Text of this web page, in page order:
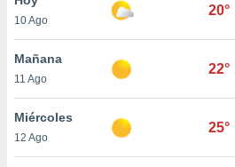
en
más
nuestra
10 Ago
20°
Mañana
11 Ago
22°
Miércoles
12 Ago
25°